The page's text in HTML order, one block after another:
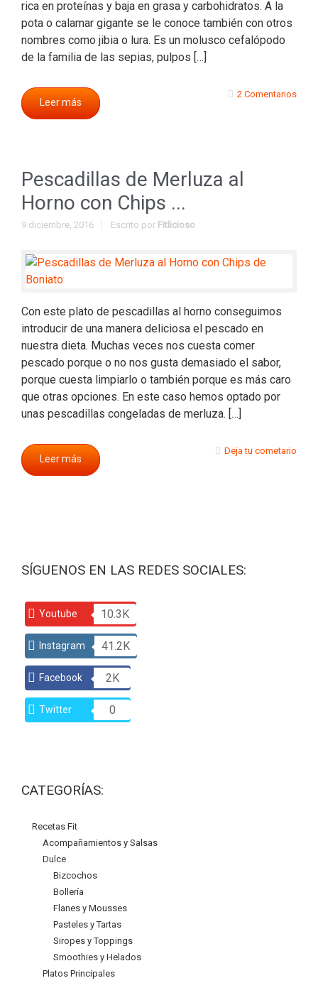
rica en proteínas y baja en grasa y carbohidratos. A la
pota o calamar gigante se le conoce también con otros
nombres como jibia o lura. Es un molusco cefalópodo
de la familia de las sepias, pulpos […]
Leer más
2 Comentarios
Pescadillas de Merluza al
Horno con Chips ...
9 diciembre, 2016 Escrito por Fitlicioso
Con este plato de pescadillas al horno conseguimos
introducir de una manera deliciosa el pescado en
nuestra dieta. Muchas veces nos cuesta comer
pescado porque o no nos gusta demasiado el sabor,
porque cuesta limpiarlo o también porque es más caro
que otras opciones. En este caso hemos optado por
unas pescadillas congeladas de merluza. […]
Leer más
Deja tu cometario
SÍGUENOS EN LAS REDES SOCIALES:
Youtube 10.3K
Instagram 41.2K
Facebook 2K
Twitter 0
CATEGORÍAS:
Recetas Fit
Acompañamientos y Salsas
Dulce
Bizcochos
Bollería
Flanes y Mousses
Pasteles y Tartas
Siropes y Toppings
Smoothies y Helados
Platos Principales